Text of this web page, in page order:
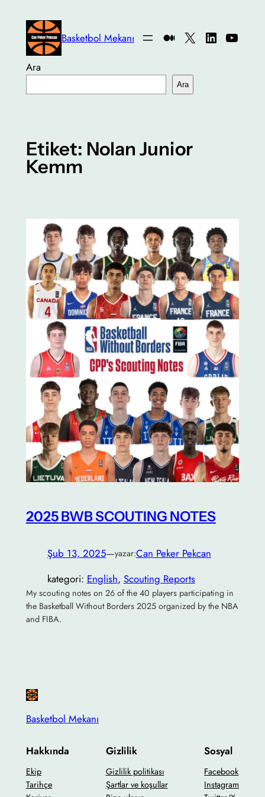
Basketbol Mekanı Medium
X LinkedIn
Ara
Ara
Etiket: Nolan Junior
Kemm
2025 BWB SCOUTING NOTES
Şub 13, 2025—yazar:Can Peker Pekcan
kategori: English, Scouting Reports
My scouting notes on 26 of the 40 players participating in
the Basketball Without Borders 2025 organized by the NBA
and FIBA.
Basketbol Mekanı
Hakkında
Ekip
Tarihçe
Gizlilik
Gizlilik politikası
Şartlar ve koşullar
Sosyal
Facebook
Instagram